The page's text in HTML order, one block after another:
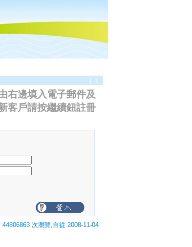
44806863 次瀏覽,自從 2008-11-04